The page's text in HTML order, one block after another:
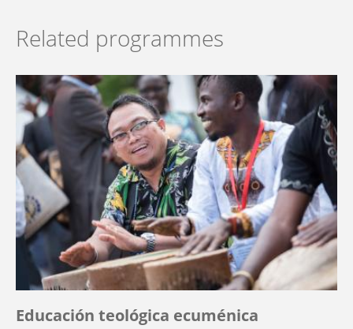
Related programmes
Educación teológica ecuménica